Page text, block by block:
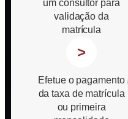
um consultor para
validação da
matrícula
>
Efetue o pagamento
da taxa de matrícula
ou primeira